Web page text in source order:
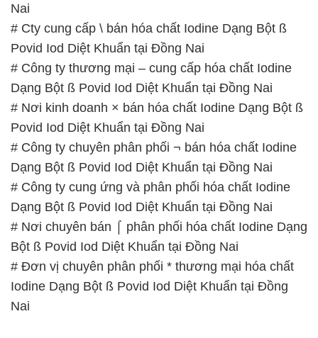
Nai
# Cty cung cấp \ bán hóa chất Iodine Dạng Bột ß
Povid Iod Diệt Khuẩn tại Đồng Nai
# Công ty thương mại – cung cấp hóa chất Iodine
Dạng Bột ß Povid Iod Diệt Khuẩn tại Đồng Nai
# Nơi kinh doanh × bán hóa chất Iodine Dạng Bột ß
Povid Iod Diệt Khuẩn tại Đồng Nai
# Công ty chuyên phân phối ¬ bán hóa chất Iodine
Dạng Bột ß Povid Iod Diệt Khuẩn tại Đồng Nai
# Công ty cung ứng và phân phối hóa chất Iodine
Dạng Bột ß Povid Iod Diệt Khuẩn tại Đồng Nai
# Nơi chuyên bán ⌠ phân phối hóa chất Iodine Dạng
Bột ß Povid Iod Diệt Khuẩn tại Đồng Nai
# Đơn vị chuyên phân phối * thương mại hóa chất
Iodine Dạng Bột ß Povid Iod Diệt Khuẩn tại Đồng
Nai